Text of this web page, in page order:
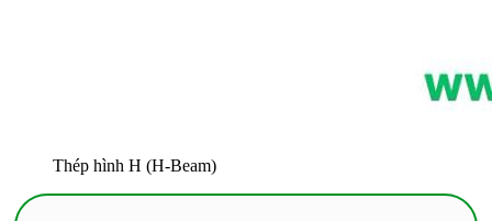
Thép hình H (H-Beam)